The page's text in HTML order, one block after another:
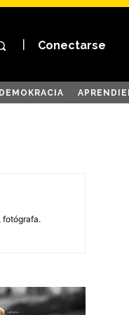
Conectarse
DEMOKRACIA
fotógrafa.